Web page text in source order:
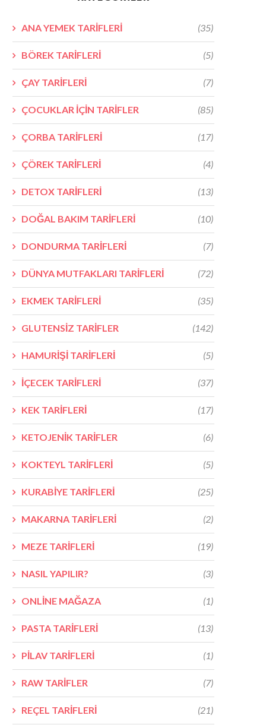
ANA YEMEK TARİFLERİ (35)
BÖREK TARİFLERİ (5)
ÇAY TARİFLERİ (7)
ÇOCUKLAR İÇİN TARİFLER (85)
ÇORBA TARİFLERİ (17)
ÇÖREK TARİFLERİ (4)
DETOX TARİFLERİ (13)
DOĞAL BAKIM TARİFLERİ (10)
DONDURMA TARİFLERİ (7)
DÜNYA MUTFAKLARI TARİFLERİ (72)
EKMEK TARİFLERİ (35)
GLUTENSİZ TARİFLER (142)
HAMURİŞİ TARİFLERİ (5)
İÇECEK TARİFLERİ (37)
KEK TARİFLERİ (17)
KETOJENİK TARİFLER (6)
KOKTEYL TARİFLERİ (5)
KURABİYE TARİFLERİ (25)
MAKARNA TARİFLERİ (2)
MEZE TARİFLERİ (19)
NASIL YAPILIR? (3)
ONLİNE MAĞAZA (1)
PASTA TARİFLERİ (13)
PİLAV TARİFLERİ (1)
RAW TARİFLER (7)
REÇEL TARİFLERİ (21)